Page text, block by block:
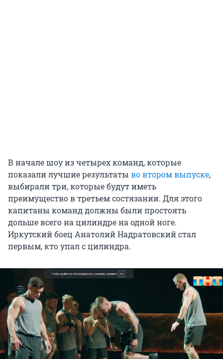
В начале шоу из четырех команд, которые
показали лучшие результаты во втором выпуске,
выбирали три, которые будут иметь
преимущество в третьем состязании. Для этого
капитаны команд должны были простоять
дольше всего на цилиндре на одной ноге.
Иркутский боец Анатолий Надратовский стал
первым, кто упал с цилиндра.